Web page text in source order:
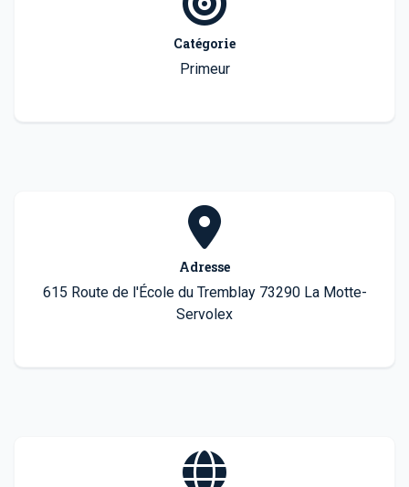
Catégorie
Primeur
Adresse
615 Route de l'École du Tremblay 73290 La Motte-
Servolex